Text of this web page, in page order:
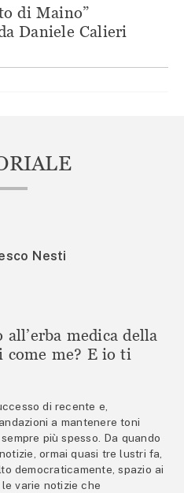
di Maino”
Daniele Calieri
Nesti
medica della
come me? E io ti
di recente e,
a mantenere toni
più spesso. Da quando
ormai quasi tre lustri fa,
democraticamente, spazio ai
varie notizie che